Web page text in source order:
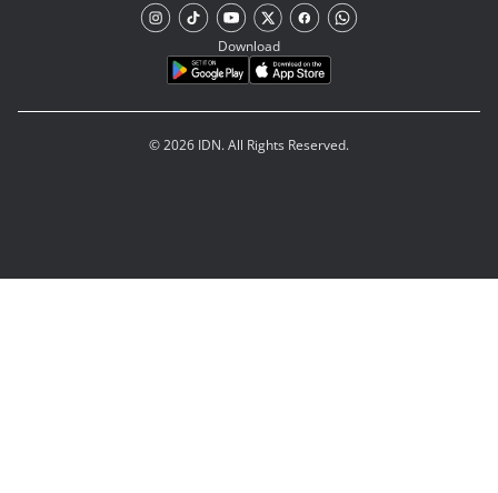
Download
© 2026 IDN. All Rights Reserved.